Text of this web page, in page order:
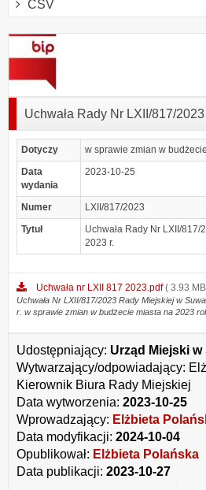
CSV
Uchwała Rady Nr LXII/817/
Dotyczy
w sprawie zmian w
Data
wydania
2023-10-25
Numer
LXII/817/2023
Tytuł
Uchwała Rady Nr LXII/
2023 r.
Uchwała nr LXII 817 2023.pdf ( 3.93
Uchwała Nr LXII/817/2023 Rady Miejskiej w
r. w sprawie zmian w budżecie miasta na 2023
Udostępniający: Urząd Miejski w
Wytwarzający/odpowiadający:
Kierownik Biura Rady Miejskiej
Data wytworzenia: 2023-10-25
Wprowadzający: Elżbieta
Data modyfikacji: 2024-10-04
Opublikował: Elżbieta Polańska
Data publikacji: 2023-10-27